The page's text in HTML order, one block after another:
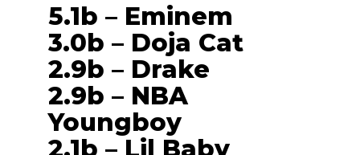
5.1b – Eminem
3.0b – Doja Cat
2.9b – Drake
2.9b – NBA
Youngboy
2.1b – Lil Baby